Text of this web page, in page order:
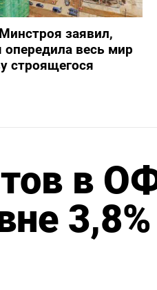
заявил,
опередила весь мир
строящегося
в